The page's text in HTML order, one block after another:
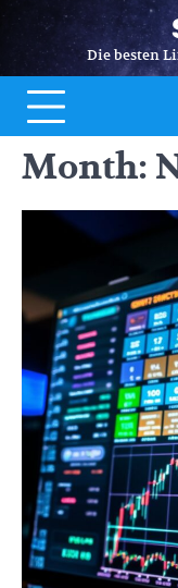
Skip
content
Die besten
Month: